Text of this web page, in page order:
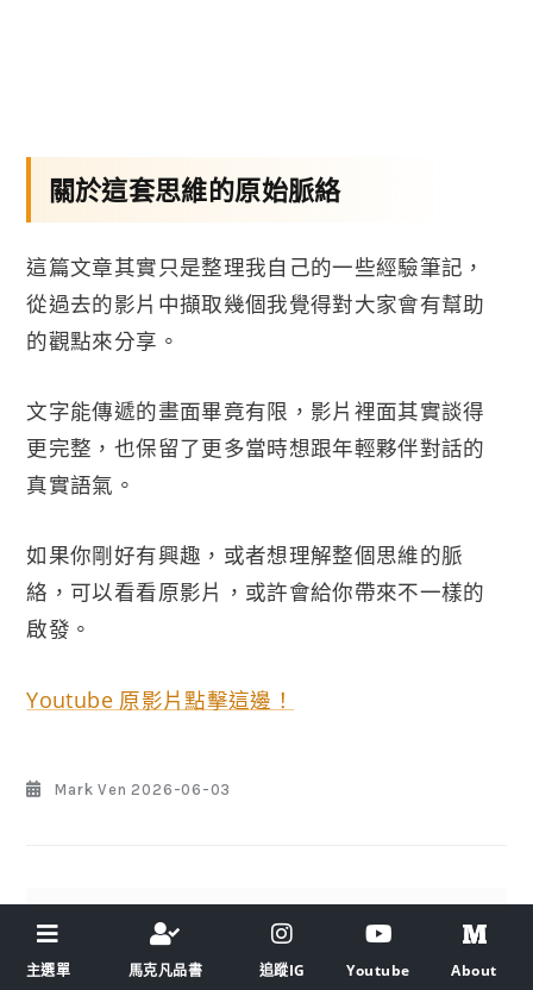
關於這套思維的原始脈絡
這篇文章其實只是整理我自己的一些經驗筆記，
從過去的影片中擷取幾個我覺得對大家會有幫助
的觀點來分享。
文字能傳遞的畫面畢竟有限，影片裡面其實談得
更完整，也保留了更多當時想跟年輕夥伴對話的
真實語氣。
如果你剛好有興趣，或者想理解整個思維的脈
絡，可以看看原影片，或許會給你帶來不一樣的
啟發。
Youtube 原影片點擊這邊！
Mark Ven 2026-06-03
《推薦閱讀》
主選單 馬克凡品書 追蹤IG Youtube About